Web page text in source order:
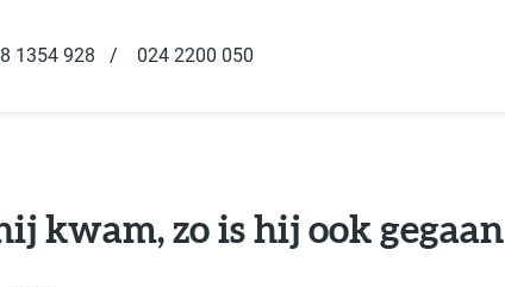
1354 928 /
024 2200 050
kwam, zo is hij ook gegaan